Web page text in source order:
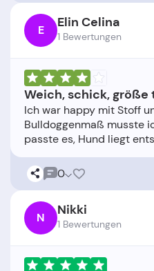
E Elin Celina
1 Bewertungen
Weich, schick,
Ich war happy mit Stoff
Bulldoggenmaß musste
0
N Nikki
1 Bewertungen